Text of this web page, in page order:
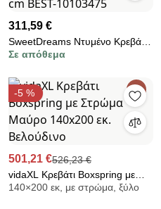
311,59 €
SweetDreams Ντυμένο Κρεβάτι
Διπλό SweetDreams 886
Σε απόθεμα
-5 %
501,21 €526,23 €
vidaXL Κρεβάτι Boxspring με
Στρώμα Μαύρο 140x200 εκ.
140×200 εκ, με στρώμα, ξύλο